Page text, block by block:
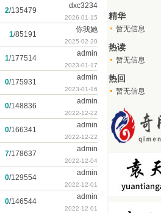
精华
暂无信息
热读
暂无信息
热回
暂无信息
2/135479
dxc3234
2026-01-15
1/85191
你我她
2025-02-20
1/177514
admin
2023-01-17
0/175931
admin
2023-01-16
0/148836
admin
2022-12-22
0/166341
admin
2022-12-22
7/178637
admin
2022-12-04
0/129554
admin
2022-12-01
0/146544
admin
2022-12-01